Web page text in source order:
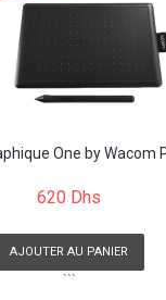
One by Wacom
620 Dhs
AJOUTER AU PANIER
```